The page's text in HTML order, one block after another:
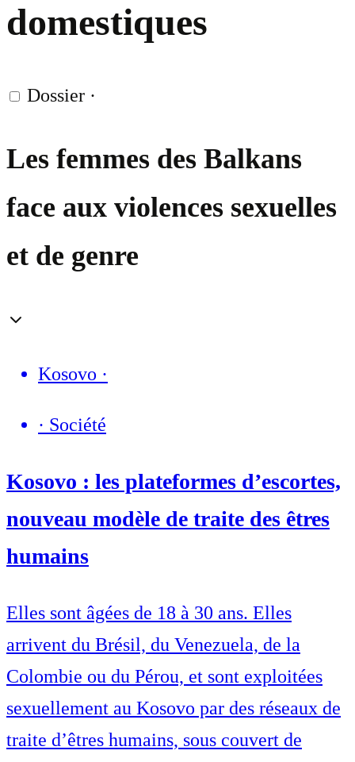
domestiques
Dossier ·
Les femmes des Balkans
face aux violences sexuelles
et de genre
Kosovo ·
· Société
Kosovo : les plateformes d’escortes,
nouveau modèle de traite des êtres
humains
Elles sont âgées de 18 à 30 ans. Elles
arrivent du Brésil, du Venezuela, de la
Colombie ou du Pérou, et sont exploitées
sexuellement au Kosovo par des réseaux de
traite d’êtres humains, sous couvert de